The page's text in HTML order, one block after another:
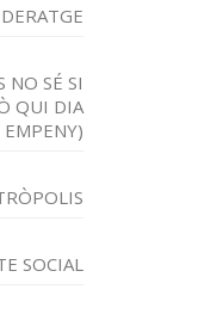
NO SÉ SI
QUI DIA
EMPENY)
SOCIAL